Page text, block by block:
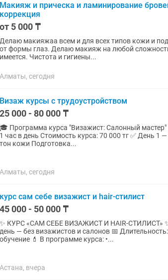
Макияж и прическа и ламинирование
коррекция
от 5 000 ₸
Делаю макияжаа всем и для всех типов кожи и
от формы глаз. Делаю макияж на любой
имеется. Чистота и гигиены...
Алматы, сегодня
Визаж курсы с трудоустройством
25 000 - 80 000 ₸
🎓 Программа курса "Визажист: Салонный
1 час в день Стоимость курса: 70 000 тг ✅ День
тон кожи Подготовка...
Алматы, сегодня
курс сам себе визажист и hair-стилист
45 000 - 50 000 ₸
✨ КУРС «САМ СЕБЕ ВИЗАЖИСТ И HAIR-СТИЛИСТ»
день — без визажистов и салонов 📅 Длительность: 2 дня 👩🏫 Формат: индивидуальное
обучение 💄 В программе курса: •...
Астана, вчера